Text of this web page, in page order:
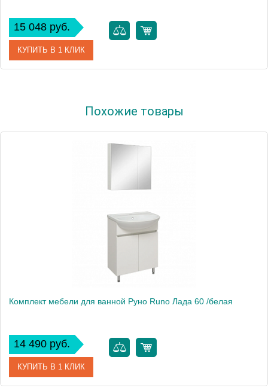
15 048 руб.
КУПИТЬ В 1 КЛИК
Похожие товары
Комплект мебели для ванной Руно Runo Лада 60 /белая
14 490 руб.
КУПИТЬ В 1 КЛИК